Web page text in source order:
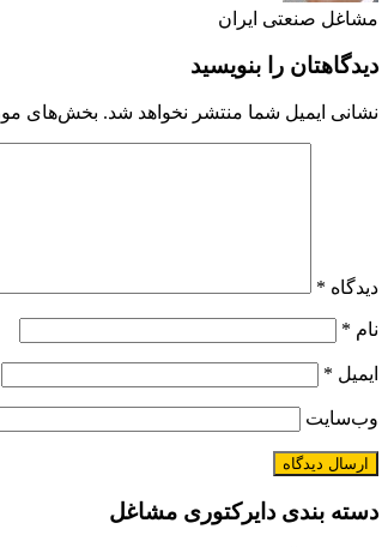
مشاغل صنعتی ایران
دیدگاهتان را بنویسید
نشانی ایمیل شما منتشر نخواهد شد. بخش‌های
دیدگاه *
نام *
ایمیل *
وب‌سایت
دسته بندی دایرکتوری مشاغل